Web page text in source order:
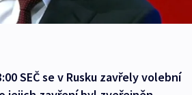
SEČ se v Rusku zavřely volební